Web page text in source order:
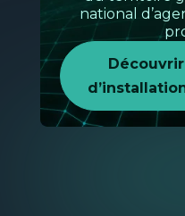
Intelligence
Pour optimiser vos
commerciales et
l'analyse des
Installation et
Maintenance et
Télé-
Actualités
Contact
national